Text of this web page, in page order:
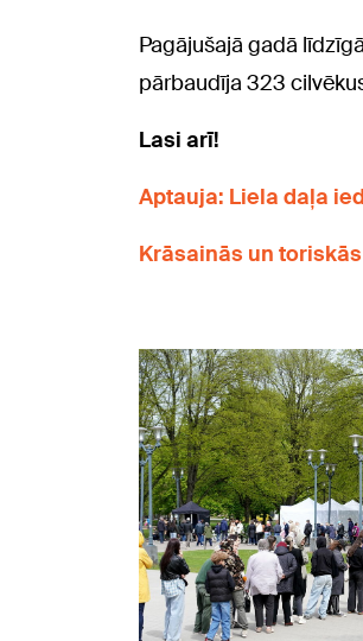
Pagājušajā gadā
pārbaudīja 323
Lasi arī!
Aptauja: Liela daļa
Krāsainās un